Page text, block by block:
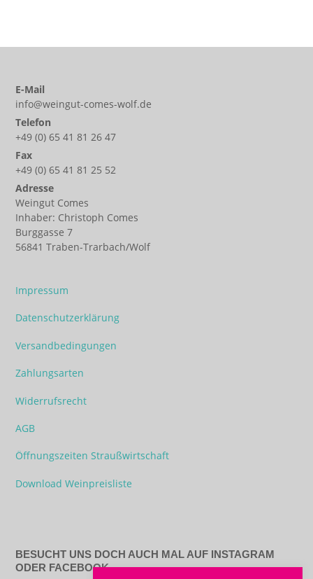
E-Mail
info@weingut-comes-wolf.de
Telefon
+49 (0) 65 41 81 26 47
Fax
+49 (0) 65 41 81 25 52
Adresse
Weingut Comes
Inhaber: Christoph Comes
Burggasse 7
56841 Traben-Trarbach/Wolf
Impressum
Datenschutzerklärung
Versandbedingungen
Zahlungsarten
Widerrufsrecht
AGB
Öffnungszeiten Straußwirtschaft
Download Weinpreisliste
BESUCHT UNS DOCH AUCH MAL AUF INSTAGRAM
ODER FACEBOOK